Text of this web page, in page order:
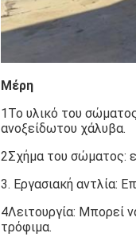
Μέρη
1Το υλικό του
ανοξείδωτου χάλυβα.
2Σχήμα του σώματος:
3. Εργασιακή αντλία:
4Λειτουργία: Μπορεί
τρόφιμα.